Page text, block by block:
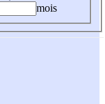
mois